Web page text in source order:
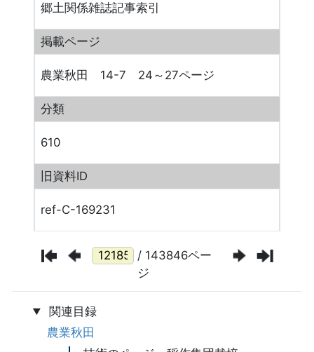
郷土関係雑誌記事索引
掲載ページ
農業秋田 14-7 24～27ページ
分類
610
旧資料ID
ref-C-169231
/ 143846ペー
ジ
関連目録
農業秋田